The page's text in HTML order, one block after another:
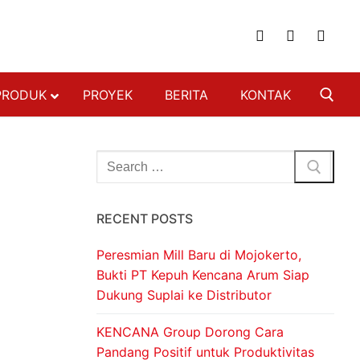
BAJA RINGAN
PROYEK BERITA KONTAK
RECENT POSTS
Peresmian Mill Baru di Mojokerto,
Bukti PT Kepuh Kencana Arum Siap
Dukung Suplai ke Distributor
KENCANA Group Dorong Cara
Pandang Positif untuk Produktivitas